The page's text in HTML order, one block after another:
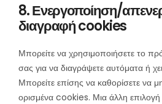
8. Ενεργοποίηση/
διαγραφή cookies
Μπορείτε να χρησιμοποιήσετε το
σας για να διαγράψετε αυτόματα ή
Μπορείτε επίσης να καθορίσετε να
ορισμένα cookies. Μια άλλη επιλογή